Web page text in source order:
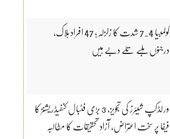
کولمبیا 7.4 شدت کا زلزلہ؛ 47 افراد ہلاک،
درجنوں ملبے تلے دبے ہیں
ورلڈکپ شیئرز کی تجویز، 3 بڑی فٹبال کنفیڈریشنز کا
فیفا پر سخت اعتراض، آزاد تحقیقات کا مطالبہ